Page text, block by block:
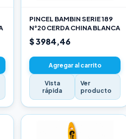
PINCEL BAMBIN SERIE 189
N°20 CERDA CHINA BLANCA
$ 3984,46
Agregar al carrito
Vista
rápida
Ver
producto